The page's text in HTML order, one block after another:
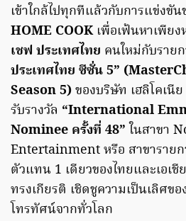
เข้าใกล้ไปทุกทีแล้วกับการแข่งขัน
HOME COOKเพื่อเฟ้นหาเพียง
เชฟ ประเทศไทย คนใหม่กับราย
ประเทศไทย ซีซั่น 5”
Season 5)ของบริษัท เฮลิโคเนี
รับรางวัล “International
Nominee ครั้งที่ 48”ในสาขา
Entertainment หรือ สาขารายก
ตัวแทน 1 เดียวของไทยและเอเชี
ทรงเกียรติ เชิดชูความเป็นเลิศข
โทรทัศน์จากทั่วโลก